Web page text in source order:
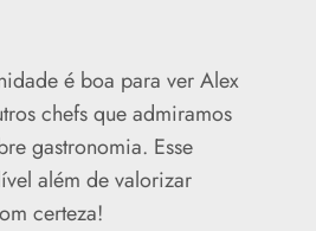
é boa para ver Alex
chefs que admiramos
gastronomia. Esse
além de valorizar
certeza!